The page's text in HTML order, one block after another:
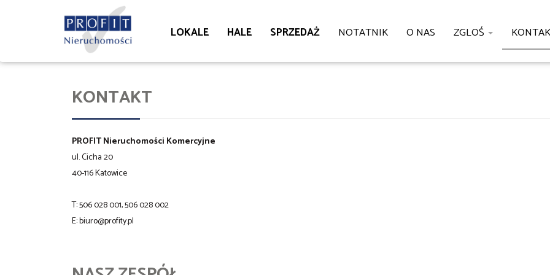
LOKALE HALE SPRZEDAŻ NOTATNIK O NAS ZGLOŚ
KONTAKT
PROFIT Nieruchomości Komercyjne
ul. Cicha 20
40-116 Katowice
T: 506 028 001, 506 028 002
E:biuro@profity.pl